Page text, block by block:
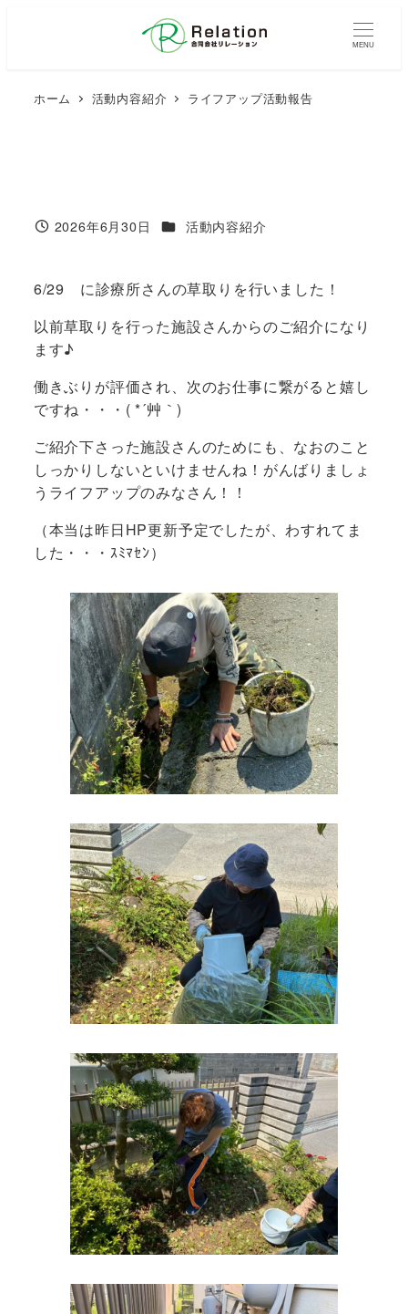
MENU
ホーム 活動内容紹介 ライフアップ活動報告
投稿日2026年6月30日 カテゴリー
活動内容紹介
6/29 に診療所さんの草取りを行いました！
以前草取りを行った施設さんからのご紹介になり
ます♪
働きぶりが評価され、次のお仕事に繋がると嬉し
ですね・・・( *´艸｀)
ご紹介下さった施設さんのためにも、なおのこと
しっかりしないといけませんね！がんばりましょ
うライフアップのみなさん！！
（本当は昨日HP更新予定でしたが、わすれてま
した・・・ｽﾐﾏｾﾝ）